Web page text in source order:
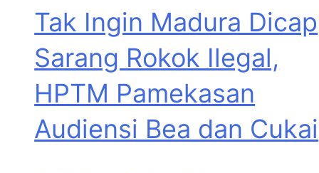
Tak Ingin Madura Dicap
Sarang Rokok Ilegal,
HPTM Pamekasan
Audiensi Bea dan Cukai